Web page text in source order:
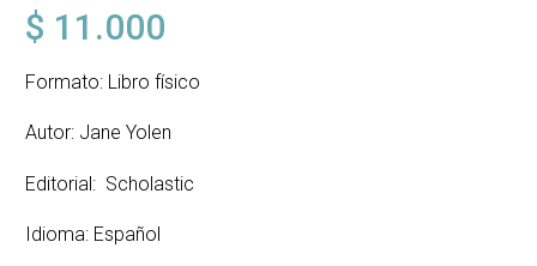
$ 11.000
Formato: Libro físico
Autor: Jane Yolen
Editorial: Scholastic
Idioma: Español